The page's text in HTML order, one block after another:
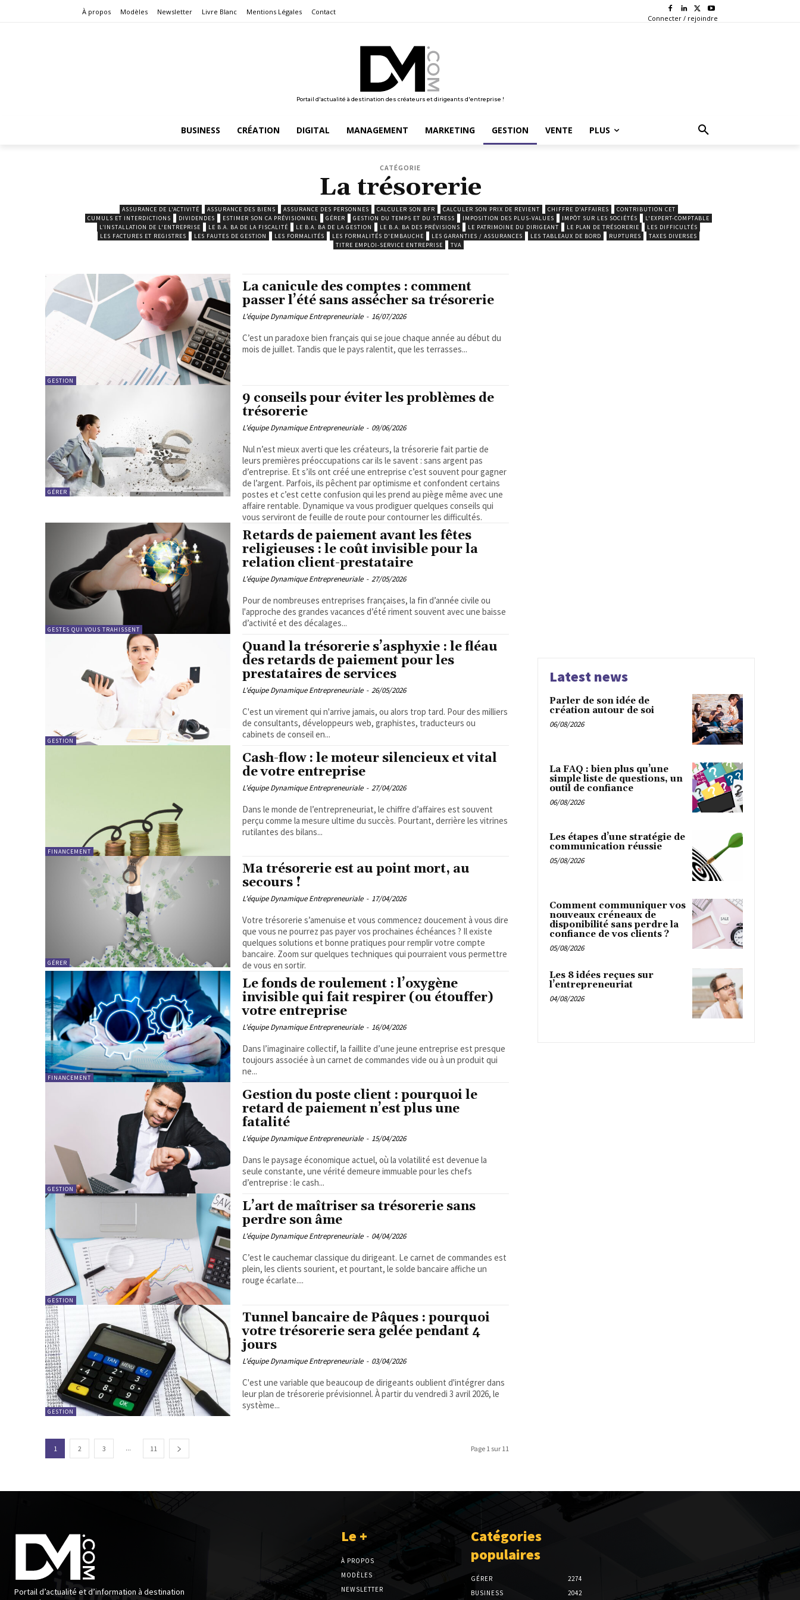
À propos Modèles Newsletter Livre Blanc Mentions Légales Contact
Connecter / rejoindre
Portail d'actualité à destination des créateurs et dirigeants d'entreprise !
BUSINESS CRÉATION DIGITAL MANAGEMENT MARKETING GESTION VENTE PLUS
CATÉGORIE
La trésorerie
ASSURANCE DE L'ACTIVITÉ ASSURANCE DES BIENS ASSURANCE DES PERSONNES CALCULER SON BFR CALCULER SON PRIX DE REVIENT CHIFFRE D'AFFAIRES
CONTRIBUTION CET
CUMULS ET INTERDICTIONS
DIVIDENDES ESTIMER SON CA PRÉVISIONNEL GÉRER GESTION DU TEMPS ET DU STRESS IMPOSITION DES PLUS-VALUES IMPÔT SUR LES SOCIÉTÉS
L'EXPERT-COMPTABLE
L’INSTALLATION DE L'ENTREPRISE
LE B.A. BA DE LA FISCALITÉ LE B.A. BA DE LA GESTION LE B.A. BA DES PRÉVISIONS LE PATRIMOINE DU DIRIGEANT LE PLAN DE TRÉSORERIE
LES DIFFICULTÉS
LES FACTURES ET REGISTRES
LES FAUTES DE GESTION LES FORMALITÉS LES FORMALITÉS D'EMBAUCHE LES GARANTIES / ASSURANCES LES TABLEAUX DE BORD RUPTURES
TAXES DIVERSES
TITRE EMPLOI-SERVICE ENTREPRISE
TVA
GESTION
La canicule des comptes : comment
passer l’été sans assécher sa trésorerie
L'équipe Dynamique Entrepreneuriale - 16/07/2026
C’est un paradoxe bien français qui se joue chaque année au début du
mois de juillet. Tandis que le pays ralentit, que les terrasses...
GÉRER
9 conseils pour éviter les problèmes de
trésorerie
L'équipe Dynamique Entrepreneuriale - 09/06/2026
Nul n’est mieux averti que les créateurs, la trésorerie fait partie de
leurs premières préoccupations car ils le savent : sans argent pas
d’entreprise. Et s’ils ont créé une entreprise c’est souvent pour gagner
de l’argent. Parfois, ils pêchent par optimisme et confondent certains
postes et c’est cette confusion qui les prend au piège même avec une
affaire rentable. Dynamique va vous prodiguer quelques conseils qui
vous serviront de feuille de route pour contourner les difficultés.
GESTES QUI VOUS TRAHISSENT
Retards de paiement avant les fêtes
religieuses : le coût invisible pour la
relation client-prestataire
L'équipe Dynamique Entrepreneuriale - 27/05/2026
Pour de nombreuses entreprises françaises, la fin d’année civile ou
l'approche des grandes vacances d’été riment souvent avec une baisse
d’activité et des décalages...
GESTION
Quand la trésorerie s’asphyxie : le fléau
des retards de paiement pour les
prestataires de services
L'équipe Dynamique Entrepreneuriale - 26/05/2026
C'est un virement qui n'arrive jamais, ou alors trop tard. Pour des milliers
de consultants, développeurs web, graphistes, traducteurs ou
cabinets de conseil en...
FINANCEMENT
Cash-flow : le moteur silencieux et vital
de votre entreprise
L'équipe Dynamique Entrepreneuriale - 27/04/2026
Dans le monde de l’entrepreneuriat, le chiffre d’affaires est souvent
perçu comme la mesure ultime du succès. Pourtant, derrière les vitrines
rutilantes des bilans...
GÉRER
Ma trésorerie est au point mort, au
secours !
L'équipe Dynamique Entrepreneuriale - 17/04/2026
Votre trésorerie s’amenuise et vous commencez doucement à vous dire
que vous ne pourrez pas payer vos prochaines échéances ? Il existe
quelques solutions et bonne pratiques pour remplir votre compte
bancaire. Zoom sur quelques techniques qui pourraient vous permettre
de vous en sortir.
FINANCEMENT
Le fonds de roulement : l’oxygène
invisible qui fait respirer (ou étouffer)
votre entreprise
L'équipe Dynamique Entrepreneuriale - 16/04/2026
Dans l’imaginaire collectif, la faillite d’une jeune entreprise est presque
toujours associée à un carnet de commandes vide ou à un produit qui
ne...
GESTION
Gestion du poste client : pourquoi le
retard de paiement n’est plus une
fatalité
L'équipe Dynamique Entrepreneuriale - 15/04/2026
Dans le paysage économique actuel, où la volatilité est devenue la
seule constante, une vérité demeure immuable pour les chefs
d’entreprise : le cash...
GESTION
L’art de maîtriser sa trésorerie sans
perdre son âme
L'équipe Dynamique Entrepreneuriale - 04/04/2026
C’est le cauchemar classique du dirigeant. Le carnet de commandes est
plein, les clients sourient, et pourtant, le solde bancaire affiche un
rouge écarlate....
GESTION
Tunnel bancaire de Pâques : pourquoi
votre trésorerie sera gelée pendant 4
jours
L'équipe Dynamique Entrepreneuriale - 03/04/2026
C'est une variable que beaucoup de dirigeants oublient d'intégrer dans
leur plan de trésorerie prévisionnel. À partir du vendredi 3 avril 2026, le
système...
1 2 3 ... 11 Page 1 sur 11
Latest news
Parler de son idée de
création autour de soi
06/08/2026
La FAQ : bien plus qu’une
simple liste de questions, un
outil de confiance
06/08/2026
Les étapes d’une stratégie de
communication réussie
05/08/2026
Comment communiquer vos
nouveaux créneaux de
disponibilité sans perdre la
confiance de vos clients ?
05/08/2026
Les 8 idées reçues sur
l’entrepreneuriat
04/08/2026
Portail d’actualité et d’information à destination
Le +
À PROPOS
MODÈLES
NEWSLETTER
Catégories
populaires
GÉRER
2274
BUSINESS
2042